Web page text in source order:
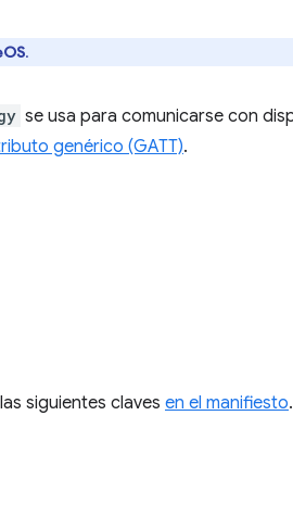
.
se usa para comunicarse con
genérico (GATT).
siguientes claves en el manifiesto.